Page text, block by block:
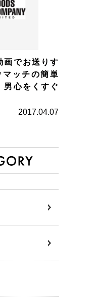
画でお送りす
マッチの簡単
男心をくすぐ
2017.04.07